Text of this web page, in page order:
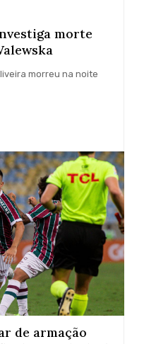
morte
morreu na noite
de armação